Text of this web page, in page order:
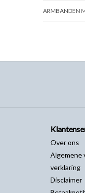
ARMBANDEN
Over ons
Algemene
verklaring
Disclaimer